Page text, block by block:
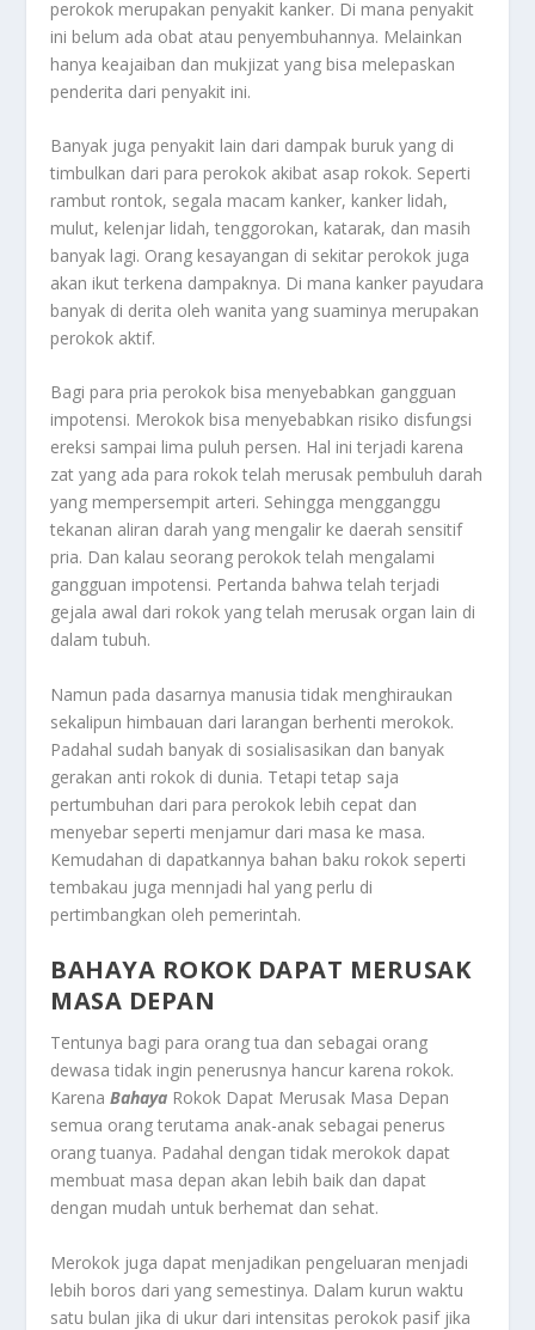
perokok merupakan penyakit kanker. Di mana penyakit
ini belum ada obat atau penyembuhannya. Melainkan
hanya keajaiban dan mukjizat yang bisa melepaskan
penderita dari penyakit ini.
Banyak juga penyakit lain dari dampak buruk yang di
timbulkan dari para perokok akibat asap rokok. Seperti
rambut rontok, segala macam kanker, kanker lidah,
mulut, kelenjar lidah, tenggorokan, katarak, dan masih
banyak lagi. Orang kesayangan di sekitar perokok juga
akan ikut terkena dampaknya. Di mana kanker payudara
banyak di derita oleh wanita yang suaminya merupakan
perokok aktif.
Bagi para pria perokok bisa menyebabkan gangguan
impotensi. Merokok bisa menyebabkan risiko disfungsi
ereksi sampai lima puluh persen. Hal ini terjadi karena
zat yang ada para rokok telah merusak pembuluh darah
yang mempersempit arteri. Sehingga mengganggu
tekanan aliran darah yang mengalir ke daerah sensitif
pria. Dan kalau seorang perokok telah mengalami
gangguan impotensi. Pertanda bahwa telah terjadi
gejala awal dari rokok yang telah merusak organ lain di
dalam tubuh.
Namun pada dasarnya manusia tidak menghiraukan
sekalipun himbauan dari larangan berhenti merokok.
Padahal sudah banyak di sosialisasikan dan banyak
gerakan anti rokok di dunia. Tetapi tetap saja
pertumbuhan dari para perokok lebih cepat dan
menyebar seperti menjamur dari masa ke masa.
Kemudahan di dapatkannya bahan baku rokok seperti
tembakau juga mennjadi hal yang perlu di
pertimbangkan oleh pemerintah.
BAHAYA ROKOK DAPAT MERUSAK
MASA DEPAN
Tentunya bagi para orang tua dan sebagai orang
dewasa tidak ingin penerusnya hancur karena rokok.
KarenaBahaya Rokok Dapat Merusak Masa Depan
semua orang terutama anak-anak sebagai penerus
orang tuanya. Padahal dengan tidak merokok dapat
membuat masa depan akan lebih baik dan dapat
dengan mudah untuk berhemat dan sehat.
Merokok juga dapat menjadikan pengeluaran menjadi
lebih boros dari yang semestinya. Dalam kurun waktu
satu bulan jika di ukur dari intensitas perokok pasif jika